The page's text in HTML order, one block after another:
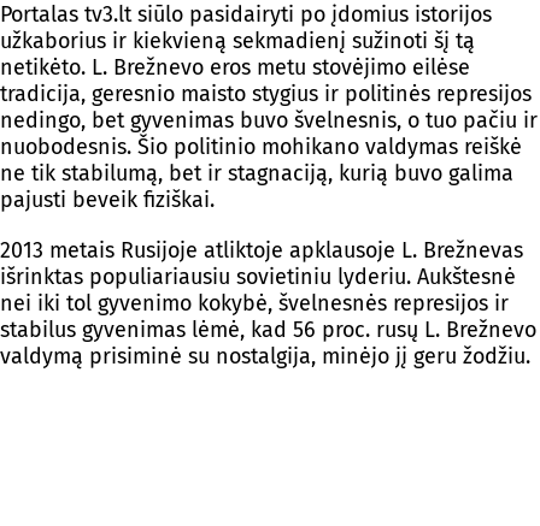
Portalas tv3.lt siūlo pasidairyti po įdomius istorijos
užkaborius ir kiekvieną sekmadienį sužinoti šį tą
netikėto. L. Brežnevo eros metu stovėjimo eilėse
tradicija, geresnio maisto stygius ir politinės represijos
nedingo, bet gyvenimas buvo švelnesnis, o tuo pačiu ir
nuobodesnis. Šio politinio mohikano valdymas reiškė
ne tik stabilumą, bet ir stagnaciją, kurią buvo galima
pajusti beveik fiziškai.
2013 metais Rusijoje atliktoje apklausoje L. Brežnevas
išrinktas populiariausiu sovietiniu lyderiu. Aukštesnė
nei iki tol gyvenimo kokybė, švelnesnės represijos ir
stabilus gyvenimas lėmė, kad 56 proc. rusų L. Brežnevo
valdymą prisiminė su nostalgija, minėjo jį geru žodžiu.